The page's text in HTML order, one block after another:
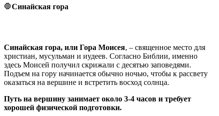
🛑Синайская гора
Синайская гора, или Гора Моисея, – священное место для
христиан, мусульман и иудеев. Согласно Библии, именно
здесь Моисей получил скрижали с десятью заповедями.
Подъем на гору начинается обычно ночью, чтобы к рассвету
оказаться на вершине и встретить восход солнца.
Путь на вершину занимает около 3-4 часов и требует
хорошей физической подготовки.